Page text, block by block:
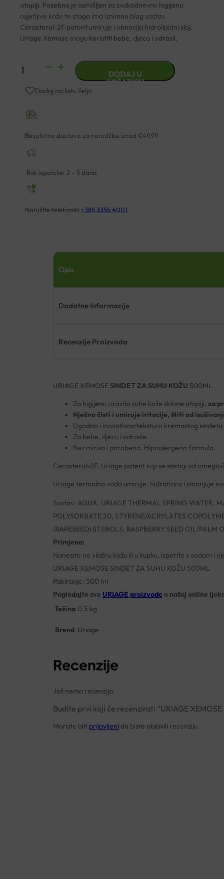
atopiji. Posebno je osmišljen za svakodnevnu higijenu
osjetljive kože te stoga ima iznimno blag sastav.
Cerasterol-2F patent umiruje i obnavlja hidrolipidni sloj.
Uriage Xémose mogu koristiti bebe, djeca i odrasli.
URIAGE
SINDET
SUHU
KOŽU
količina
DODAJ U
KOŠARICU
Dodaj na listu želja
Besplatna dostava za narudžbe iznad €49,99
Rok isporuke: 2 – 5 dana
Naručite telefonski +385 3355 4001
Opis
Dodatne Informacije
Recenzije Proizvoda
URIAGE XEMOSESINDET ZA SUHU KOŽU 500ML
Za higijenu izrazito suhe kože sklone atopiji, za
Nježno čisti i umiruje iritacije, štiti od
Ugodna i inovativna tekstura kremastog
Za bebe, djecu i odrasle.
Bez mirisa i parabena. Hipoalergena formula.
Cerasterol-2F, Uriage patent koji se sastoji od
Uriage termalna voda umiruje, hidratizira i smanjuje
Sastav: AQUA, URIAGE THERMAL SPRING WATER,
POLYSORBATE 20, STYRENE/ACRYLATES
(RAPESEED) STEROLS, RASPBERRY SEED OIL/
Primjena:
Nanesite na vlažnu kožu ili u kupku, isperite s vodom i
URIAGE XEMOSE SINDET ZA SUHU KOŽU 500ML
Pakiranje: 500 ml
Pogledajte sve URIAGE proizvodeu našoj online
Težina 0.5 kg
Brend Uriage
Recenzije
Još nema recenzija.
Budite prvi koji će recenzirati “URIAGE
Morate biti prijavljeni da biste objavili recenziju.